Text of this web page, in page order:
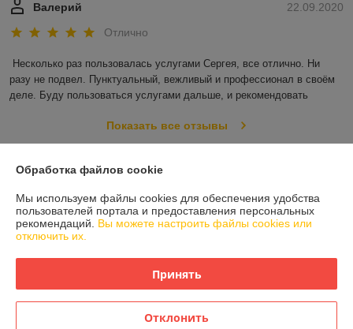
22.09.2020
Валерий
Отлично
Несколько раз пользовалась услугами Сергея, все отлично. Ни
разу не подвел. Пунктуальный, вежливый и профессионал в своём
деле. Буду пользоваться услугами дальше, и рекомендовать
Показать все отзывы
О нас
Контакты
График работы
Обработка файлов cookie
Мы используем файлы cookies для обеспечения удобства
пользователей портала и предоставления персональных
рекомендаций. Вы можете настроить файлы cookies или
отключить их.
Принять
Отклонить